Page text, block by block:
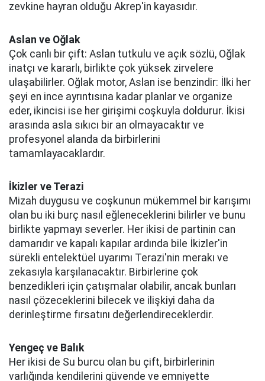
zevkine hayran olduğu Akrep'in kayasıdır.
Aslan ve Oğlak
Çok canlı bir çift: Aslan tutkulu ve açık sözlü, Oğlak
inatçı ve kararlı, birlikte çok yüksek zirvelere
ulaşabilirler. Oğlak motor, Aslan ise benzindir: İlki her
şeyi en ince ayrıntısına kadar planlar ve organize
eder, ikincisi ise her girişimi coşkuyla doldurur. İkisi
arasında asla sıkıcı bir an olmayacaktır ve
profesyonel alanda da birbirlerini
tamamlayacaklardır.
İkizler ve Terazi
Mizah duygusu ve coşkunun mükemmel bir karışımı
olan bu iki burç nasıl eğleneceklerini bilirler ve bunu
birlikte yapmayı severler. Her ikisi de partinin can
damarıdır ve kapalı kapılar ardında bile İkizler'in
sürekli entelektüel uyarımı Terazi'nin merakı ve
zekasıyla karşılanacaktır. Birbirlerine çok
benzedikleri için çatışmalar olabilir, ancak bunları
nasıl çözeceklerini bilecek ve ilişkiyi daha da
derinleştirme fırsatını değerlendireceklerdir.
Yengeç ve Balık
Her ikisi de Su burcu olan bu çift, birbirlerinin
varlığında kendilerini güvende ve emniyette